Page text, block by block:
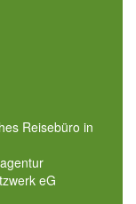
Reisebüro in
eG